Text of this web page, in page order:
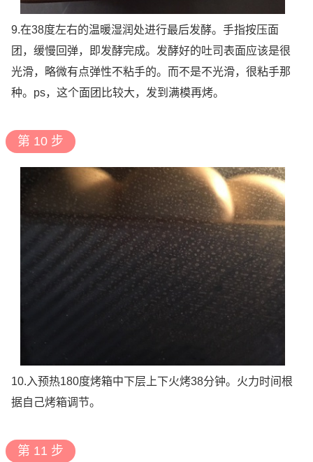
9.在38度左右的温暖湿润处进行最后发酵。手指按压面
团，缓慢回弹，即发酵完成。发酵好的吐司表面应该是很
光滑，略微有点弹性不粘手的。而不是不光滑，很粘手那
种。ps，这个面团比较大，发到满模再烤。
第 10 步
10.入预热180度烤箱中下层上下火烤38分钟。火力时间根
据自己烤箱调节。
第 11 步